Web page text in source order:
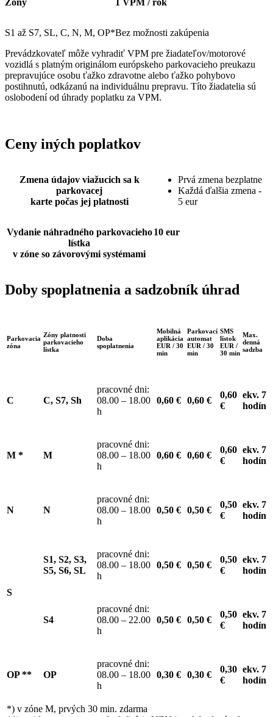
Zóny 1 VPM / rok
S1 až S7, SL, C, N, M, OP*Bez možnosti zakúpenia
Prevádzkovateľ môže vyhradiť VPM pre žiadateľov/motorové
vozidlá s platným originálom európskeho parkovacieho preukazu
prepravujúce osobu ťažko zdravotne alebo ťažko pohybovo
postihnutú, odkázanú na individuálnu prepravu. Títo žiadatelia sú
oslobodení od úhrady poplatku za VPM.
Ceny iných poplatkov
Zmena údajov viažucich sa k
parkovacej
karte počas jej platnosti
Prvá zmena bezplatne
Každá ďalšia zmena -
5 eur
Vydanie náhradného parkovacieho
lístka
v zóne so závorovými systémami
10 eur
Doby spoplatnenia a sadzobník úhrad
Parkovacia
zóna
Zóny platnosti
parkovacieho
lístka
Doba
spoplatnenia
Mobilná
aplikácia
EUR / 30
min
Parkovací
automat
EUR / 30
min
SMS
lístok
EUR /
30 min
Max.
denná
sadzba
C C, S7, Sh
pracovné dni:
08.00 – 18.00
h
0,60 € 0,60 €
0,60
€
ekv. 7
hodín
M * M
pracovné dni:
08.00 – 18.00
h
0,60 € 0,60 €
0,60
€
ekv. 7
hodín
N N
pracovné dni:
08.00 – 18.00
h
0,50 € 0,50 €
0,50
€
ekv. 7
hodín
S
S1, S2, S3,
S5, S6, SL
pracovné dni:
08.00 – 18.00
h
0,50 € 0,50 €
0,50
€
ekv. 7
hodín
S4
pracovné dni:
08.00 – 22.00
h
0,50 € 0,50 €
0,50
€
ekv. 7
hodín
OP ** OP
pracovné dni:
08.00 – 18.00
h
0,30 € 0,30 €
0,30
€
ekv. 7
hodín
*) v zóne M, prvých 30 min. zdarma